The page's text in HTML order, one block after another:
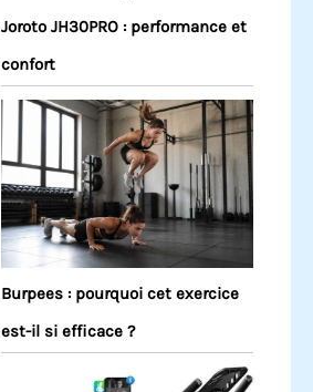
Joroto JH30PRO : performance et
confort
Burpees : pourquoi cet exercice
est-il si efficace ?